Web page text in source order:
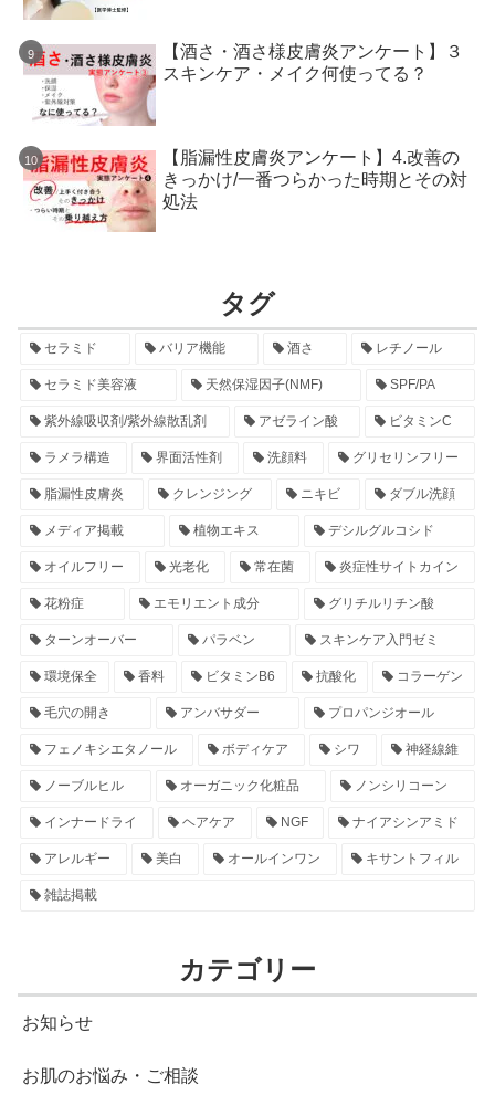
【酒さ・酒さ様皮膚炎アンケート】３
スキンケア・メイク何使ってる？
【脂漏性皮膚炎アンケート】4.改善の
きっかけ/一番つらかった時期とその対
処法
タグ
セラミド バリア機能 酒さ レチノール
セラミド美容液 天然保湿因子(NMF) SPF/PA
紫外線吸収剤/紫外線散乱剤 アゼライン酸 ビタミンC
ラメラ構造 界面活性剤 洗顔料 グリセリンフリー
脂漏性皮膚炎 クレンジング ニキビ ダブル洗顔
メディア掲載 植物エキス デシルグルコシド
オイルフリー 光老化 常在菌 炎症性サイトカイン
花粉症 エモリエント成分 グリチルリチン酸
ターンオーバー パラベン スキンケア入門ゼミ
環境保全 香料 ビタミンB6 抗酸化 コラーゲン
毛穴の開き アンバサダー プロパンジオール
フェノキシエタノール ボディケア シワ 神経線維
ノーブルヒル オーガニック化粧品 ノンシリコーン
インナードライ ヘアケア NGF ナイアシンアミド
アレルギー 美白 オールインワン キサントフィル
雑誌掲載
カテゴリー
お知らせ
お肌のお悩み・ご相談